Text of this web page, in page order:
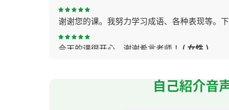
谢谢您的课。我努力学习成语、各种表现等。
今天的课很开心，谢谢希言老师！ ( 女性 )
自己紹介音